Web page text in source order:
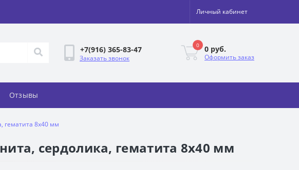
Личный кабинет
+7(916) 365-83-47
Заказать звонок
0 0 руб.
Оформить заказ
Отзывы
гематита 8х40 мм
сердолика, гематита 8х40 мм